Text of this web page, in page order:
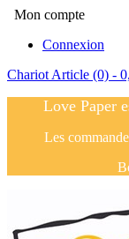
Mon compte
Connexion
Chariot Article (0) -
Love Paper
Les